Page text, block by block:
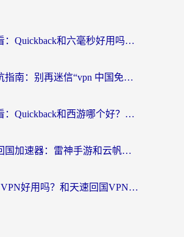
海外党必看：Quickback和六毫秒好用吗？3步选对回国加速器，无缝刷国内剧玩游戏
海外党避坑指南：别再迷信“vpn 中国免费”，选对回国加速器才能无缝刷国内资源
海外党必看：Quickback和西游哪个好？3个维度教你选对回国加速器
海外党选回国加速器：雷神手游和云帆哪个好？附3组对比+避坑指南
Quickback VPN好用吗？和天速回国VPN对比哪个回国效果更好？海外党必看的真实体验指南